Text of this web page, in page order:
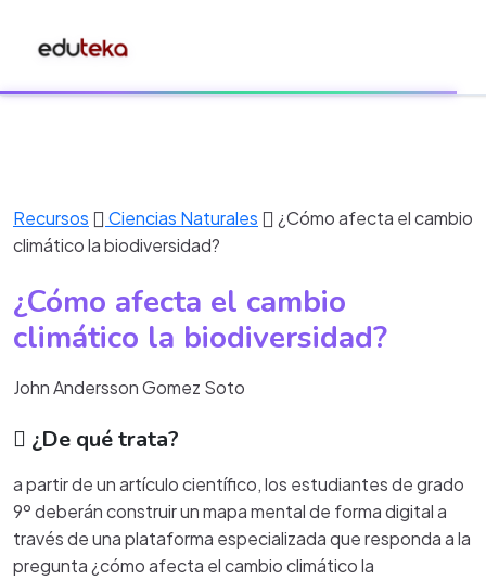
Recursos Ciencias Naturales
¿Cómo afecta el cambio
climático la biodiversidad?
¿Cómo afecta el cambio
climático la biodiversidad?
John Andersson Gomez Soto
¿De qué trata?
a partir de un artículo científico, los estudiantes de grado
9º deberán construir un mapa mental de forma digital a
través de una plataforma especializada que responda a la
pregunta ¿cómo afecta el cambio climático la